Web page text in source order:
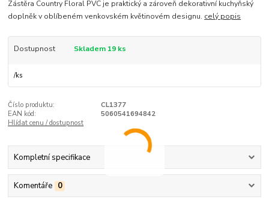
Zástěra Country Floral PVC je praktický a zároveň dekorativní kuchyňský
doplněk v oblíbeném venkovském květinovém designu. celý popis
Dostupnost Skladem 19 ks
/ks
Číslo produktu:
CL1377
EAN kód:
5060541694842
Hlídat cenu / dostupnost
Kompletní specifikace
Komentáře 0